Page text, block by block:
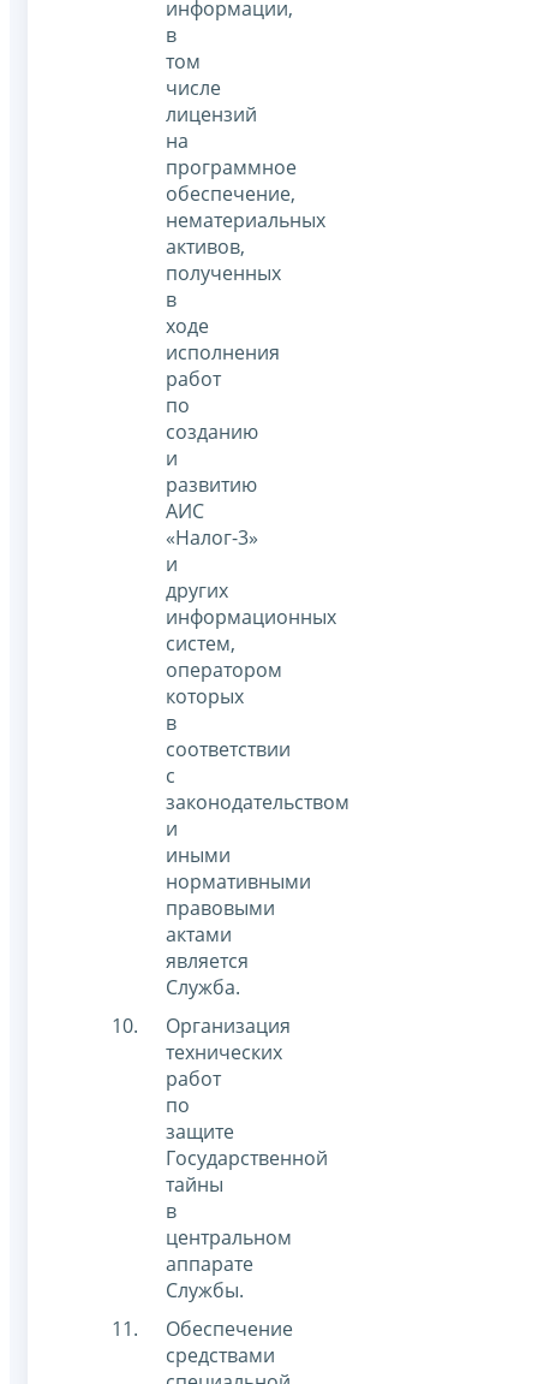
информации,
в
том
числе
лицензий
на
программное
обеспечение,
нематериальных
активов,
полученных
в
ходе
исполнения
работ
по
созданию
и
развитию
АИС
«Налог-3»
и
других
информационных
систем,
оператором
которых
в
соответствии
с
законодательством
и
иными
нормативными
правовыми
актами
является
Служба.
Организация
технических
работ
по
защите
Государственной
тайны
в
центральном
аппарате
Службы.
Обеспечение
средствами